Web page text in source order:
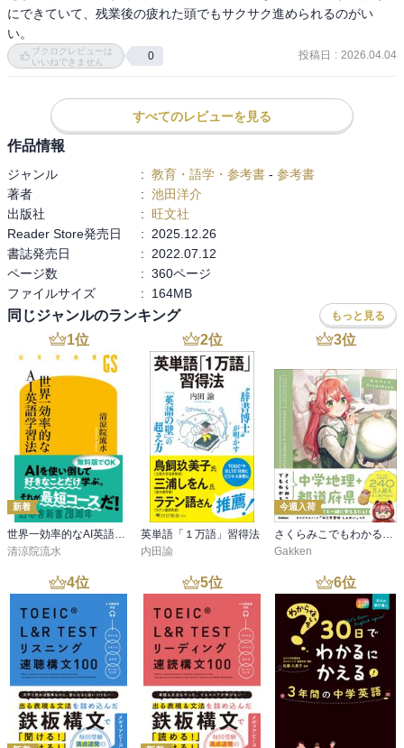
にできていて、残業後の疲れた頭でもサクサク進められるのがい
い。
ブクログレビューは
いいねできません
0 投稿日 : 2026.04.04
すべてのレビューを見る
作品情報
ジャンル : 教育・語学・参考書 - 参考書
著者
: 池田洋介
出版社
:
旺文社
Reader Store発売日
:
2025.12.26
書誌発売日
:
2022.07.12
ページ数
: 360ページ
ファイルサイズ
: 164MB
同じジャンルのランキング もっと見る
1位
新着
世界一効率的なAI英語学習法
清涼院流水
2位
英単語「１万語」習得法
内田諭
3位
今週入荷
さくらみこでもわかる中学地理＋都道府県
Gakken
4位 5位 6位